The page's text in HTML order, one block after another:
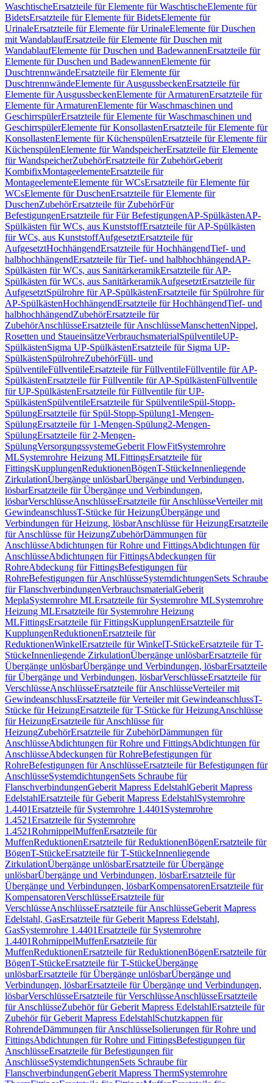
WaschtischeErsatzteile für Elemente für WaschtischeElemente für
BidetsErsatzteile für Elemente für BidetsElemente für
UrinaleErsatzteile für Elemente für UrinaleElemente für Duschen
mit WandablaufErsatzteile für Elemente für Duschen mit
WandablaufElemente für Duschen und BadewannenErsatzteile für
Elemente für Duschen und BadewannenElemente für
DuschtrennwändeErsatzteile für Elemente für
DuschtrennwändeElemente für AusgussbeckenErsatzteile für
Elemente für AusgussbeckenElemente für ArmaturenErsatzteile für
Elemente für ArmaturenElemente für Waschmaschinen und
GeschirrspülerErsatzteile für Elemente für Waschmaschinen und
GeschirrspülerElemente für KonsollastenErsatzteile für Elemente für
KonsollastenElemente für KüchenspülenErsatzteile für Elemente für
KüchenspülenElemente für WandspeicherErsatzteile für Elemente
für WandspeicherZubehörErsatzteile für ZubehörGeberit
KombifixMontageelementeErsatzteile für
MontageelementeElemente für WCsErsatzteile für Elemente für
WCsElemente für DuschenErsatzteile für Elemente für
DuschenZubehörErsatzteile für ZubehörFür
BefestigungenErsatzteile für Für BefestigungenAP-SpülkästenAP-
Spülkästen für WCs, aus KunststoffErsatzteile für AP-Spülkästen
für WCs, aus KunststoffAufgesetztErsatzteile für
AufgesetztHochhängendErsatzteile für HochhängendTief- und
halbhochhängendErsatzteile für Tief- und halbhochhängendAP-
Spülkästen für WCs, aus SanitärkeramikErsatzteile für AP-
Spülkästen für WCs, aus SanitärkeramikAufgesetztErsatzteile für
AufgesetztSpülrohre für AP-SpülkästenErsatzteile für Spülrohre für
AP-SpülkästenHochhängendErsatzteile für HochhängendTief- und
halbhochhängendZubehörErsatzteile für
ZubehörAnschlüsseErsatzteile für AnschlüsseManschettenNippel,
Rosetten und StaueinsätzeVerbrauchsmaterialSpülventileUP-
SpülkästenSigma UP-SpülkästenErsatzteile für Sigma UP-
SpülkästenSpülrohreZubehörFüll- und
SpülventileFüllventileErsatzteile für FüllventileFüllventile für AP-
SpülkästenErsatzteile für Füllventile für AP-SpülkästenFüllventile
für UP-SpülkästenErsatzteile für Füllventile für UP-
SpülkästenSpülventileErsatzteile für SpülventileSpül-Stopp-
SpülungErsatzteile für Spül-Stopp-Spülung1-Mengen-
SpülungErsatzteile für 1-Mengen-Spülung2-Mengen-
SpülungErsatzteile für 2-Mengen-
SpülungVersorgungssystemeGeberit FlowFitSystemrohre
MLSystemrohre Heizung MLFittingsErsatzteile für
FittingsKupplungenReduktionenBögenT-StückeInnenliegende
ZirkulationÜbergänge unlösbarÜbergänge und Verbindungen,
lösbarErsatzteile für Übergänge und Verbindungen,
lösbarVerschlüsseAnschlüsseErsatzteile für AnschlüsseVerteiler mit
GewindeanschlussT-Stücke für HeizungÜbergänge und
Verbindungen für Heizung, lösbarAnschlüsse für HeizungErsatzteile
für Anschlüsse für HeizungZubehörDämmungen für
AnschlüsseAbdichtungen für Rohre und FittingsAbdichtungen für
AnschlüsseAbdichtungen für FittingsAbdeckungen für
RohreAbdeckung für FittingsBefestigungen für
RohreBefestigungen für AnschlüsseSystemdichtungenSets Schraube
für FlanschverbindungenVerbrauchsmaterialGeberit
MeplaSystemrohre MLErsatzteile für Systemrohre MLSystemrohre
Heizung MLErsatzteile für Systemrohre Heizung
MLFittingsErsatzteile für FittingsKupplungenErsatzteile für
KupplungenReduktionenErsatzteile für
ReduktionenWinkelErsatzteile für WinkelT-StückeErsatzteile für T-
StückeInnenliegende ZirkulationÜbergänge unlösbarErsatzteile für
Übergänge unlösbarÜbergänge und Verbindungen, lösbarErsatzteile
für Übergänge und Verbindungen, lösbarVerschlüsseErsatzteile für
VerschlüsseAnschlüsseErsatzteile für AnschlüsseVerteiler mit
GewindeanschlussErsatzteile für Verteiler mit GewindeanschlussT-
Stücke für HeizungErsatzteile für T-Stücke für HeizungAnschlüsse
für HeizungErsatzteile für Anschlüsse für
HeizungZubehörErsatzteile für ZubehörDämmungen für
AnschlüsseAbdichtungen für Rohre und FittingsAbdichtungen für
AnschlüsseAbdeckungen für RohreBefestigungen für
RohreBefestigungen für AnschlüsseErsatzteile für Befestigungen für
AnschlüsseSystemdichtungenSets Schraube für
FlanschverbindungenGeberit Mapress EdelstahlGeberit Mapress
EdelstahlErsatzteile für Geberit Mapress EdelstahlSystemrohre
1.4401Ersatzteile für Systemrohre 1.4401 Systemrohre
1.4521Ersatzteile für Systemrohre
1.4521RohrnippelMuffenErsatzteile für
MuffenReduktionenErsatzteile für ReduktionenBögenErsatzteile für
BögenT-StückeErsatzteile für T-StückeInnenliegende
ZirkulationÜbergänge unlösbarErsatzteile für Übergänge
unlösbarÜbergänge und Verbindungen, lösbarErsatzteile für
Übergänge und Verbindungen, lösbarKompensatorenErsatzteile für
KompensatorenVerschlüsseErsatzteile für
VerschlüsseAnschlüsseErsatzteile für AnschlüsseGeberit Mapress
Edelstahl, GasErsatzteile für Geberit Mapress Edelstahl,
GasSystemrohre 1.4401Ersatzteile für Systemrohre
1.4401RohrnippelMuffenErsatzteile für
MuffenReduktionenErsatzteile für ReduktionenBögenErsatzteile für
BögenT-StückeErsatzteile für T-StückeÜbergänge
unlösbarErsatzteile für Übergänge unlösbarÜbergänge und
Verbindungen, lösbarErsatzteile für Übergänge und Verbindungen,
lösbarVerschlüsseErsatzteile für VerschlüsseAnschlüsseErsatzteile
für AnschlüsseZubehör für Geberit Mapress EdelstahlErsatzteile für
Zubehör für Geberit Mapress EdelstahlSchutzkappen für
RohrendeDämmungen für AnschlüsseIsolierungen für Rohre und
FittingsAbdichtungen für Rohre und FittingsBefestigungen für
AnschlüsseErsatzteile für Befestigungen für
AnschlüsseSystemdichtungenSets Schraube für
FlanschverbindungenGeberit Mapress ThermSystemrohre